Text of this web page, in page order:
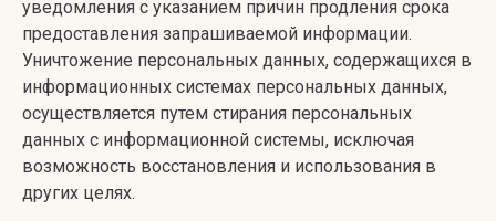
уведомления с указанием причин продления срока
предоставления запрашиваемой информации.
Уничтожение персональных данных, содержащихся в
информационных системах персональных данных,
осуществляется путем стирания персональных
данных с информационной системы, исключая
возможность восстановления и использования в
других целях.